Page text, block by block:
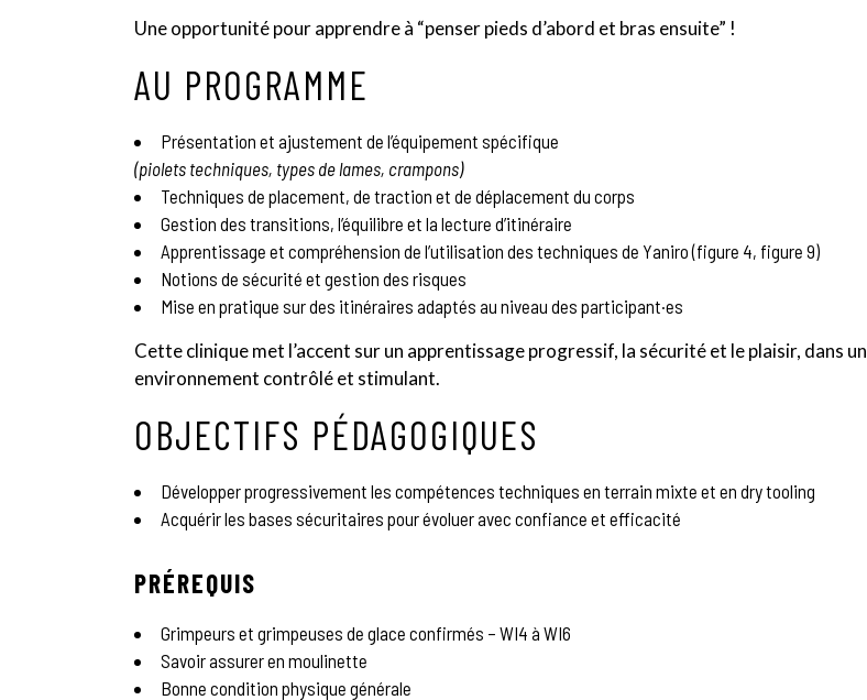
Une opportunité pour apprendre à “penser pieds d’abord et bras ensuite” !
AU PROGRAMME
Présentation et ajustement de l’équipement spécifique
(piolets techniques, types de lames, crampons)
Techniques de placement, de traction et de déplacement du corps
Gestion des transitions, l’équilibre et la lecture d’itinéraire
Apprentissage et compréhension de l’utilisation des techniques de Yaniro (figure 4, figure 9)
Notions de sécurité et gestion des risques
Mise en pratique sur des itinéraires adaptés au niveau des participant·es
Cette clinique met l’accent sur un apprentissage progressif, la sécurité et le plaisir, dans un
environnement contrôlé et stimulant.
OBJECTIFS PÉDAGOGIQUES
Développer progressivement les compétences techniques en terrain mixte et en dry tooling
Acquérir les bases sécuritaires pour évoluer avec confiance et efficacité
PRÉREQUIS
Grimpeurs et grimpeuses de glace confirmés – WI4 à WI6
Savoir assurer en moulinette
Bonne condition physique générale